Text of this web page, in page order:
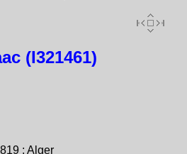
(I321461)
: Alger